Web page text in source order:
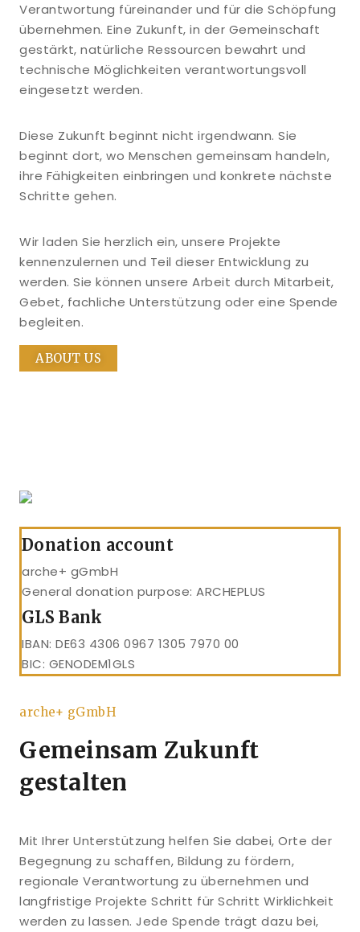
Verantwortung füreinander und für die Schöpfung
übernehmen. Eine Zukunft, in der Gemeinschaft
gestärkt, natürliche Ressourcen bewahrt und
technische Möglichkeiten verantwortungsvoll
eingesetzt werden.
Diese Zukunft beginnt nicht irgendwann. Sie
beginnt dort, wo Menschen gemeinsam handeln,
ihre Fähigkeiten einbringen und konkrete nächste
Schritte gehen.
Wir laden Sie herzlich ein, unsere Projekte
kennenzulernen und Teil dieser Entwicklung zu
werden. Sie können unsere Arbeit durch Mitarbeit,
Gebet, fachliche Unterstützung oder eine Spende
begleiten.
ABOUT US
Donation account
arche+ gGmbH
General donation purpose: ARCHEPLUS
GLS Bank
IBAN: DE63 4306 0967 1305 7970 00
BIC: GENODEM1GLS
arche+ gGmbH
Gemeinsam Zukunft
gestalten
Mit Ihrer Unterstützung helfen Sie dabei, Orte der
Begegnung zu schaffen, Bildung zu fördern,
regionale Verantwortung zu übernehmen und
langfristige Projekte Schritt für Schritt Wirklichkeit
werden zu lassen. Jede Spende trägt dazu bei,